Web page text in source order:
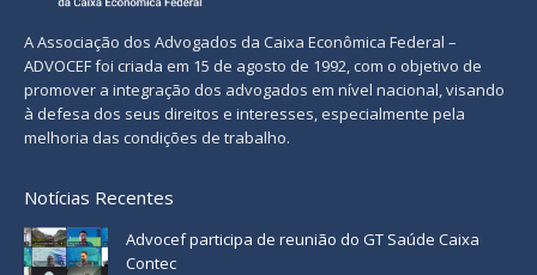
A Associação dos Advogados da Caixa Econômica Federal –
ADVOCEF foi criada em 15 de agosto de 1992, com o objetivo de
promover a integração dos advogados em nível nacional, visando
à defesa dos seus direitos e interesses, especialmente pela
melhoria das condições de trabalho.
Notícias Recentes
Advocef participa de reunião do GT Saúde Caixa
Contec